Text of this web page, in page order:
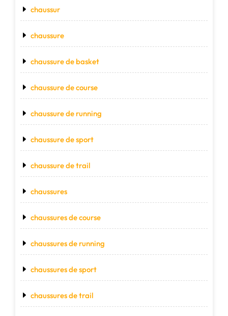
chaussur
chaussure
chaussure de basket
chaussure de course
chaussure de running
chaussure de sport
chaussure de trail
chaussures
chaussures de course
chaussures de running
chaussures de sport
chaussures de trail